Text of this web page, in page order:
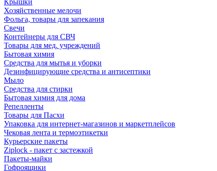
Крышки
Хозяйственные мелочи
Фольга, товары для запекания
Свечи
Контейнеры для СВЧ
Товары для мед. учреждений
Бытовая химия
Средства для мытья и уборки
Дезинфицирующие средства и антисептики
Мыло
Средства для стирки
Бытовая химия для дома
Репелленты
Товары для Пасхи
Упаковка для интернет-магазинов и маркетплейсов
Чековая лента и термоэтикетки
Курьерские пакеты
Ziplock - пакет с застежкой
Пакеты-майки
Гофроящики